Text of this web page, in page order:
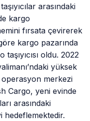
arasındaki
kargo
fırsata çevirerek
kargo pazarında
oldu. 2022
yüksek
merkezi
Cargo, yeni evinde
arasındaki
hedeflemektedir.